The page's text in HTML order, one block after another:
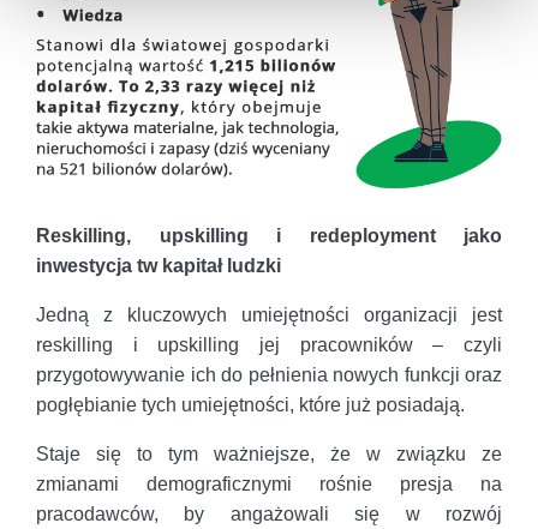
Reskilling, upskilling i redeployment jako
inwestycja tw kapitał ludzki
Jedną z kluczowych umiejętności organizacji jest
reskilling i upskilling jej pracowników – czyli
przygotowywanie ich do pełnienia nowych funkcji oraz
pogłębianie tych umiejętności, które już posiadają.
Staje się to tym ważniejsze, że w związku ze
zmianami demograficznymi rośnie presja na
pracodawców, by angażowali się w rozwój